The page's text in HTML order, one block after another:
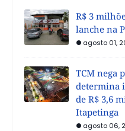
R$ 3
lanche na
agosto 01,
TCM nega
determina
de R$ 3,6
Itapetinga
agosto 06,